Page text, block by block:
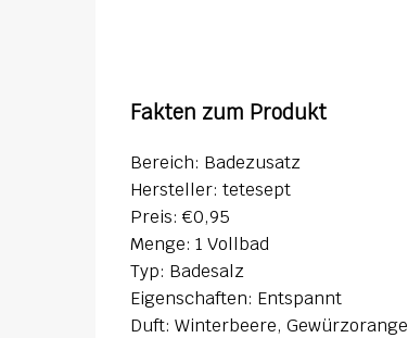
Fakten zum Produkt
Bereich: Badezusatz
Hersteller: tetesept
Preis: €0,95
Menge: 1 Vollbad
Typ: Badesalz
Eigenschaften: Entspannt
Duft: Winterbeere,